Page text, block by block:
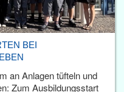
BEI
an Anlagen tüfteln und
Zum Ausbildungsstart